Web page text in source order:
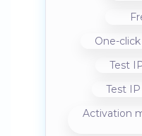
One-
Test
Test
Activation